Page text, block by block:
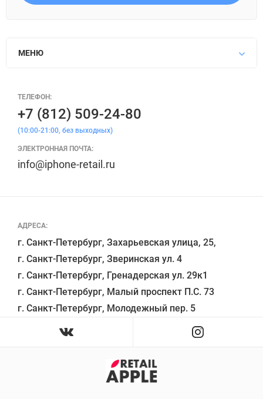
МЕНЮ
АДРЕСА:
г. Санкт-Петербург, Захарьевская улица, 25,
г. Санкт-Петербург, Зверинская ул. 4
г. Санкт-Петербург, Гренадерская ул. 29к1
г. Санкт-Петербург, Малый проспект П.С. 73
ТЕЛЕФОН:
+7 (812) 509-24-80
(10:00-21:00, без выходных)
ЭЛЕКТРОННАЯ ПОЧТА:
info@iphone-retail.ru